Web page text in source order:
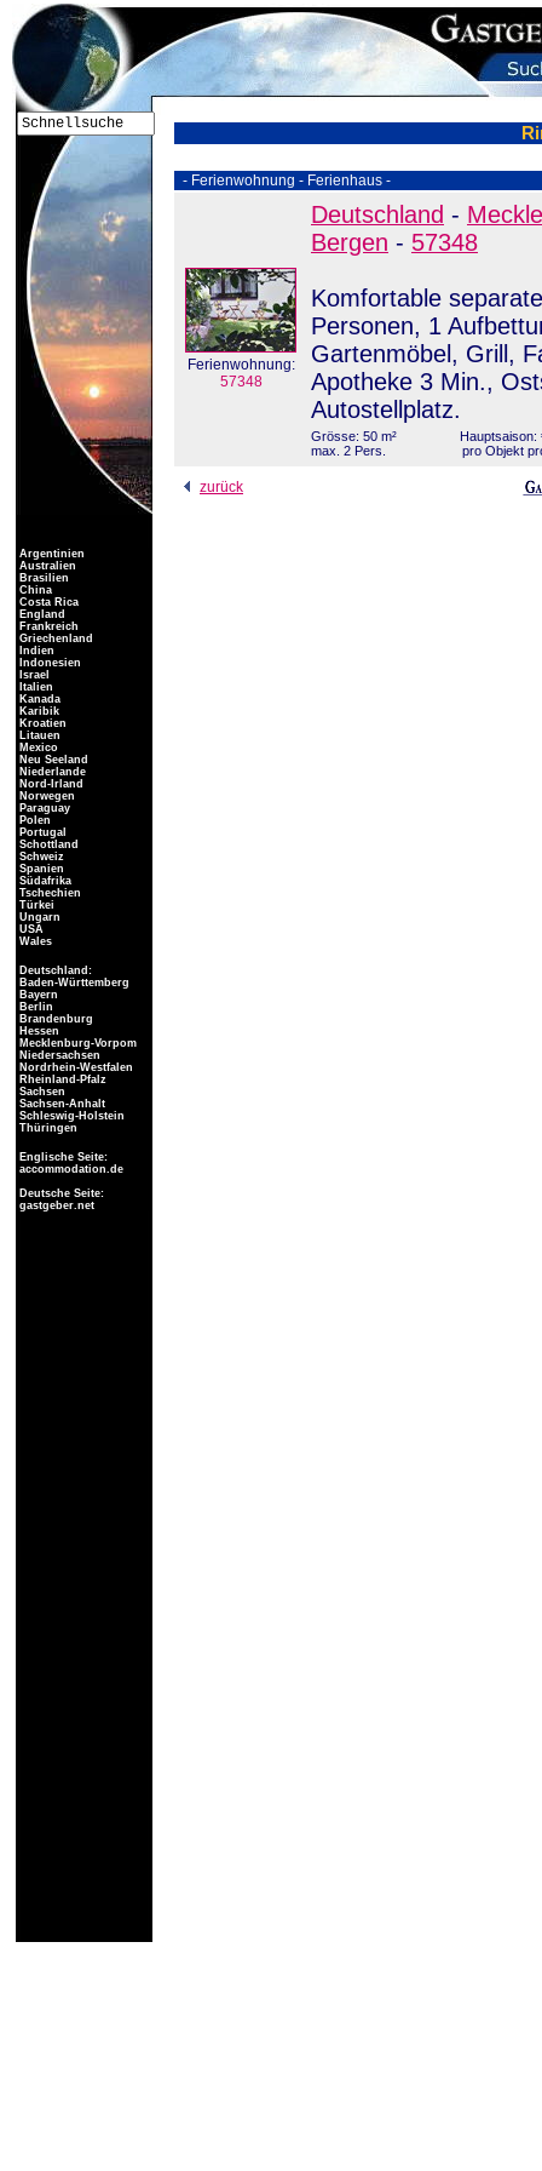
- Ferienwohnung - Ferienhaus -
Ferienwohnung:
57348
Deutschland -
Bergen - 57348
Komfortable
Personen, 1
Gartenmöbel, Grill,
Apotheke 3 Min.,
Autostellplatz.
Grösse: 50 m²
max. 2 Pers.
Hauptsaison:
pro Objekt
zurück
Argentinien
Australien
Brasilien
China
Costa Rica
England
Frankreich
Griechenland
Indien
Indonesien
Israel
Italien
Kanada
Karibik
Kroatien
Litauen
Mexico
Neu Seeland
Niederlande
Nord-Irland
Norwegen
Paraguay
Polen
Portugal
Schottland
Schweiz
Spanien
Südafrika
Tschechien
Türkei
Ungarn
USA
Wales
Deutschland:
Baden-Württemberg
Bayern
Berlin
Brandenburg
Hessen
Mecklenburg-Vorpom
Niedersachsen
Nordrhein-Westfalen
Rheinland-Pfalz
Sachsen
Sachsen-Anhalt
Schleswig-Holstein
Thüringen
Englische Seite:
accommodation.de
Deutsche Seite:
gastgeber.net